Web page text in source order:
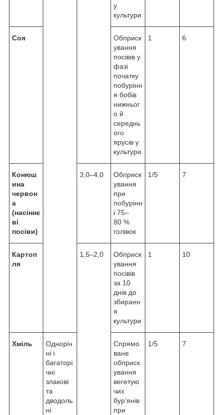
у
культури
Соя
Обприск
ування
посівів у
фазі
початку
побурінн
я бобів
нижньог
о й
середнь
ого
ярусів у
культури
1 6
Конюш
ина
червон
а
(насіннє
ві
посіви)
3,0–4,0
Обприск
ування
при
побурінн
і 75–
80 %
голівок
1/5 7
Картоп
ля
1,5–2,0
Обприск
ування
посівів
за 10
днів до
збиранн
я
культури
1 10
Хміль
Одноріч
ні і
багаторі
чні
злакові
та
дводоль
ні
Спрямо
ване
обприск
ування
вегетую
чих
бур’янів
при
1/5 7